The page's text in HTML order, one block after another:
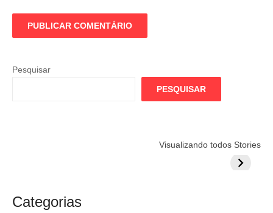
Pesquisar
PESQUISAR
Visualizando todos Stories
argentino
Globo quer
Lesão
do
Categorias